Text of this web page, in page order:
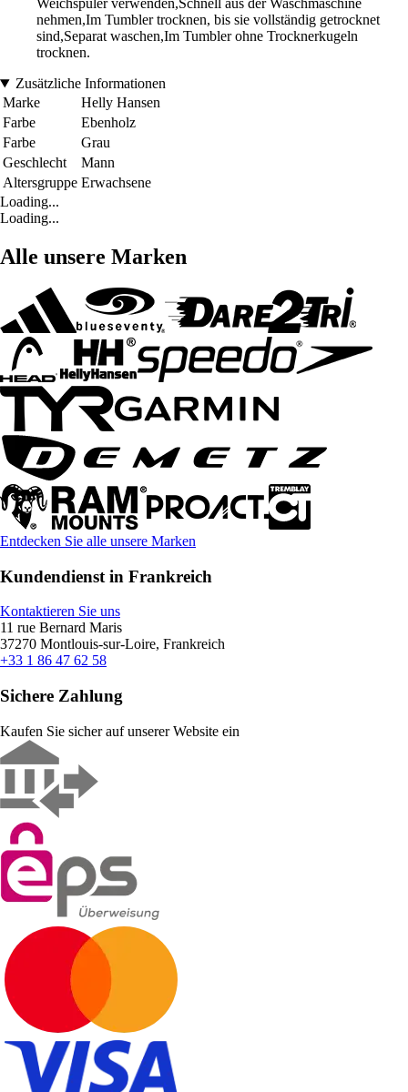
Weichspüler verwenden,Schnell aus der Waschmaschine
nehmen,Im Tumbler trocknen, bis sie vollständig getrocknet
sind,Separat waschen,Im Tumbler ohne Trocknerkugeln
trocknen.
Zusätzliche Informationen
Marke
Helly Hansen
Farbe
Ebenholz
Farbe
Grau
Geschlecht
Mann
Altersgruppe Erwachsene
Loading...
Loading...
Alle unsere Marken
Entdecken Sie alle unsere Marken
Kundendienst in Frankreich
Kontaktieren Sie uns
11 rue Bernard Maris
37270 Montlouis-sur-Loire, Frankreich
+33 1 86 47 62 58
Sichere Zahlung
Kaufen Sie sicher auf unserer Website ein